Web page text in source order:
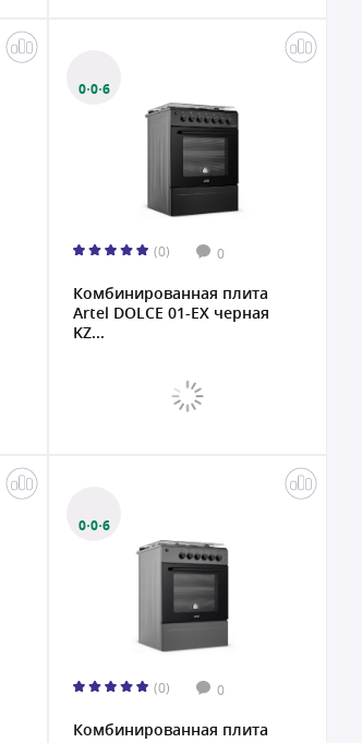
0·0·6
(0) 0
Комбинированная плита
Artel DOLCE 01-EX черная
KZ...
0·0·6
(0) 0
Комбинированная плита